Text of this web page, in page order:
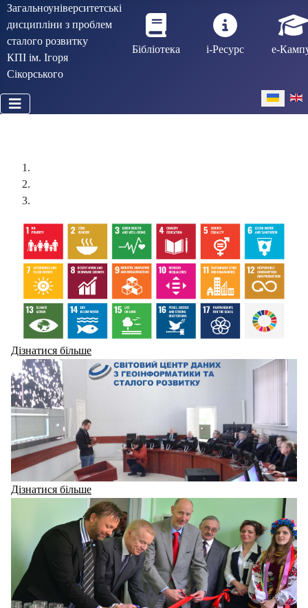
Загальноуніверситетські
дисципліни з проблем
сталого розвитку
КПІ ім. Ігоря
Сікорського
Бібліотека і-Ресурс е-
Дізнатися більше
Дізнатися більше